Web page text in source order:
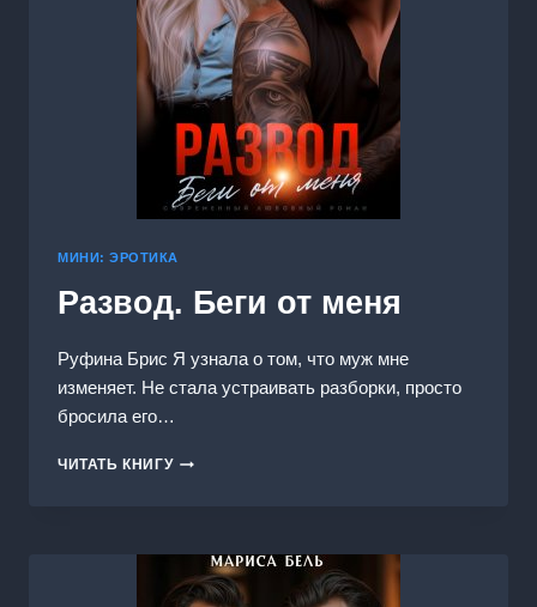
МИНИ: ЭРОТИКА
Развод. Беги от меня
Руфина Брис Я узнала о том, что муж мне
изменяет. Не стала устраивать разборки, просто
бросила его…
ЧИТАТЬ КНИГУРАЗВОД.